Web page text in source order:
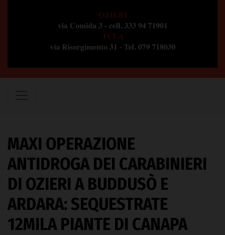
MAXI OPERAZIONE
ANTIDROGA DEI CARABINIERI
DI OZIERI A BUDDUSÒ E
ARDARA: SEQUESTRATE
12MILA PIANTE DI CANAPA